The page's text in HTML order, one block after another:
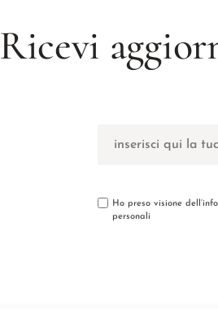
Ricevi
Ho preso visione
personali